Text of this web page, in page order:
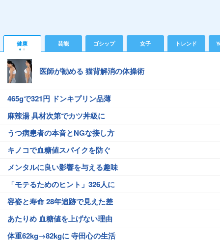
健康 芸能 ゴシップ 女子 トレンド
医師が勧める 猫背解消の体操術
465gで321円 ドンキプリン品薄
麻辣湯 具材次第でカツ丼級に
うつ病患者の本音とNGな接し方
キノコで血糖値スパイクを防ぐ
メンタルに良い影響を与える趣味
「モテるためのヒント」326人に
容姿と寿命 28年追跡で見えた差
あたりめ 血糖値を上げない理由
体重62kg→82kgに 寺田心の生活